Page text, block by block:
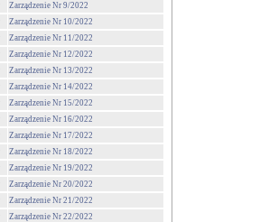
Zarządzenie Nr 9/2022
Zarządzenie Nr 10/2022
Zarządzenie Nr 11/2022
Zarządzenie Nr 12/2022
Zarządzenie Nr 13/2022
Zarządzenie Nr 14/2022
Zarządzenie Nr 15/2022
Zarządzenie Nr 16/2022
Zarządzenie Nr 17/2022
Zarządzenie Nr 18/2022
Zarządzenie Nr 19/2022
Zarządzenie Nr 20/2022
Zarządzenie Nr 21/2022
Zarządzenie Nr 22/2022